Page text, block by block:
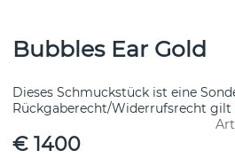
Bubbles Ear Gold
Dieses Schmuckstück ist eine
Rückgaberecht/Widerrufsrecht gilt
€ 1400